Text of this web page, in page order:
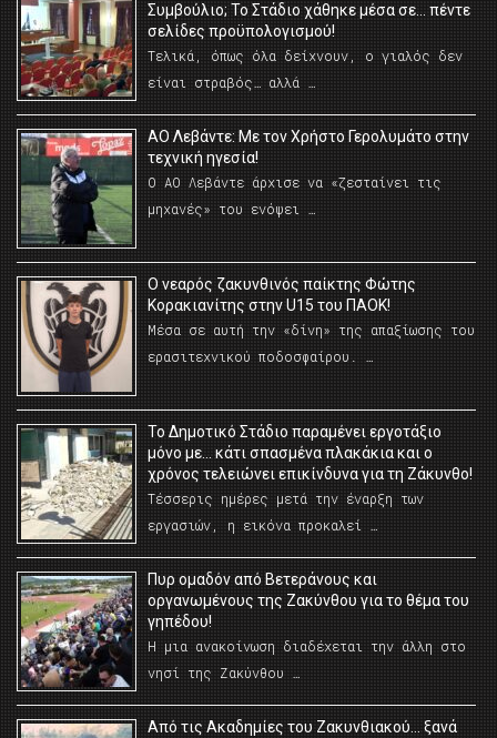
Συμβούλιο; Το Στάδιο χάθηκε μέσα σε… πέντε
σελίδες προϋπολογισμού!
Τελικά, όπως όλα δείχνουν, ο γιαλός δεν
είναι στραβός… αλλά …
ΑΟ Λεβάντε: Με τον Χρήστο Γερολυμάτο στην
τεχνική ηγεσία!
Ο ΑΟ Λεβάντε άρχισε να «ζεσταίνει τις
μηχανές» του ενόψει …
O νεαρός ζακυνθινός παίκτης Φώτης
Κορακιανίτης στην U15 του ΠΑΟΚ!
Μέσα σε αυτή την «δίνη» της απαξίωσης του
ερασιτεχνικού ποδοσφαίρου. …
Το Δημοτικό Στάδιο παραμένει εργοτάξιο
μόνο με… κάτι σπασμένα πλακάκια και ο
χρόνος τελειώνει επικίνδυνα για τη Ζάκυνθο!
Τέσσερις ημέρες μετά την έναρξη των
εργασιών, η εικόνα προκαλεί …
Πυρ ομαδόν από Βετεράνους και
οργανωμένους της Ζακύνθου για το θέμα του
γηπέδου!
Η μια ανακοίνωση διαδέχεται την άλλη στο
νησί της Ζακύνθου …
Από τις Ακαδημίες του Ζακυνθιακού… ξανά